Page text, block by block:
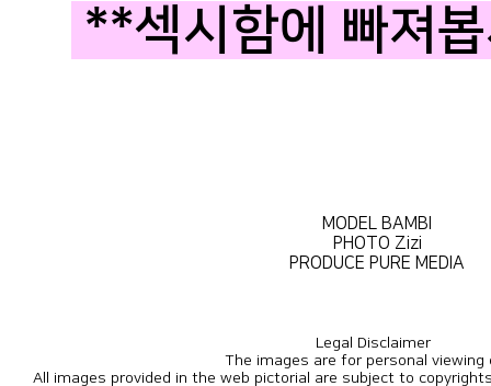
**섹시함에 빠져
MODEL BAMBI
PHOTO Zizi
PRODUCE PURE MEDIA
Legal Disclaimer
The images are for personal viewing